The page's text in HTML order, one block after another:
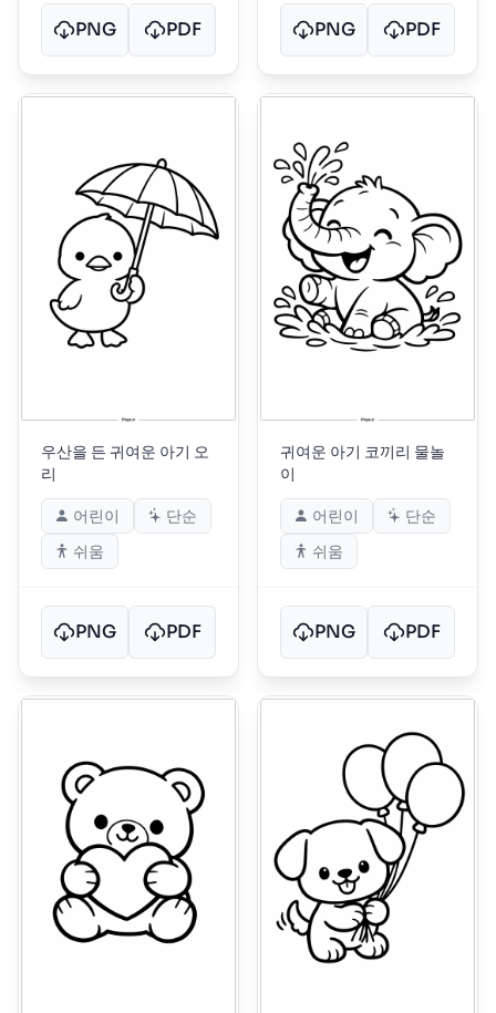
PNG PDF PNG PDF
우산을 든 귀여운 아기 오
리
어린이
단순
쉬움
PNG PDF
귀여운 아기 코끼리 물놀
이
어린이
단순
쉬움
PNG PDF